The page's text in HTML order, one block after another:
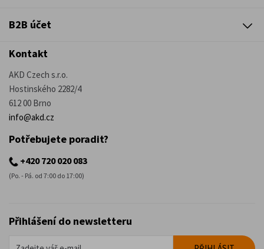
B2B účet
Kontakt
AKD Czech s.r.o.
Hostinského 2282/4
612 00 Brno
info@akd.cz
Potřebujete poradit?
+420 720 020 083
(Po. - Pá. od 7:00 do 17:00)
Přihlášení do newsletteru